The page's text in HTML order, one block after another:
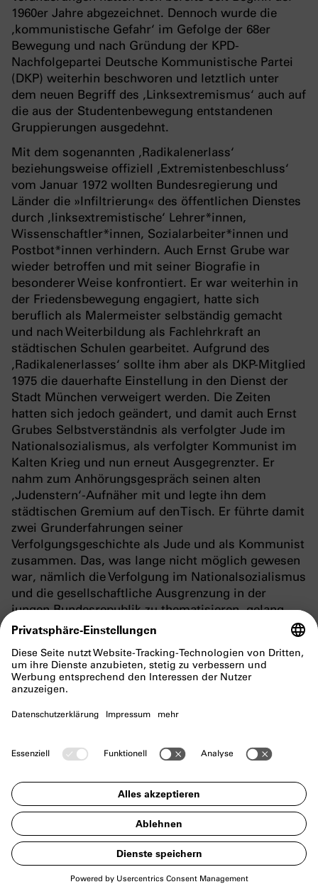
1960er Jahre abgezeichnet. Dennoch wurde die
‚kommunistische Gefahr‘ im Gefolge der 68er
Bewegung und nach Gründung der KPD-
Nachfolgepartei Deutsche Kommunistische Partei
(DKP) weiterhin beschworen und letztlich unter
dem neuen Begriff des ‚Linksextremismus‘ auch auf
die aus der Studentenbewegung entstandenen
Gruppierungen ausgedehnt.
Mit dem sogenannten ‚Radikalenerlass‘
beziehungsweise offiziell ‚Extremistenbeschluss‘
vom Januar 1972 wollten Bundesregierung und
Länder die »Infil­trierung« des öffentlichen Dienstes
durch ‚linksextremistische‘ Lehrer*innen,
Wissenschaftler*innen, Sozialarbeiter*innen und
Postbot*innen verhindern. Auch Ernst Grube war
wieder betroffen und mit seiner Biografie in
besonderer Weise konfrontiert. Er war weiterhin in
der Friedensbewegung engagiert, hatte sich
beruflich als Malermeister selbständig gemacht
und nach Weiterbildung als Fachlehrkraft an
städtischen Schulen gearbeitet. Aufgrund des
‚Radikalenerlasses‘ sollte ihm aber als DKP-Mitglied
1975 die dauerhafte Einstellung in den Dienst der
Stadt München verweigert werden. Die Zeiten
hatten sich jedoch geändert, und damit auch Ernst
Grubes Selbstverständnis als verfolgter Jude im
Nationalsozialismus, als verfolgter Kommunist im
Kalten Krieg und nun erneut Ausgegrenzter. Er
nahm zum Anhörungsgespräch seinen alten
‚Judenstern‘-Aufnäher mit und legte ihn dem
städtischen Gremium auf den Tisch. Er führte damit
zwei Grunderfahrungen seiner
Verfolgungsgeschichte als Jude und als Kommunist
zusammen. Das, was lange nicht möglich gewesen
war, nämlich die Verfolgung im Nationalsozialismus
und die gesellschaftliche Ausgrenzung in der
jungen Bundesrepublik zu thematisieren, gelang
erst jetzt: Ernst Grube wurde eingestellt. In seinem
Verfolgung noch lediglich als biografische
Besonderheit strafmildernd vermerkt worden.
Unter den Betroffenen des ‚Radikalenerlasses‘
waren auch Kinder von Überlebenden der Shoah
Tradition dieser neuerlichen antikommunistischen
Ausgrenzung machten ältere Mitglieder der VVN
durch Tragen ihrer früheren KZ-Kleidung bei
Protestkundgebungen aufmerksam. Insgesamt
wurden von 1972 bis 1991 (Jahr der Beendigung des
Verfahrens in Bayern als letztem Bundesland) rund
3,5 Millionen Bewerber für den öffentlichen Dienst
in Bund und Ländern durch eine ‚Regelanfrage‘ der
Einstellungsbehörden bei den